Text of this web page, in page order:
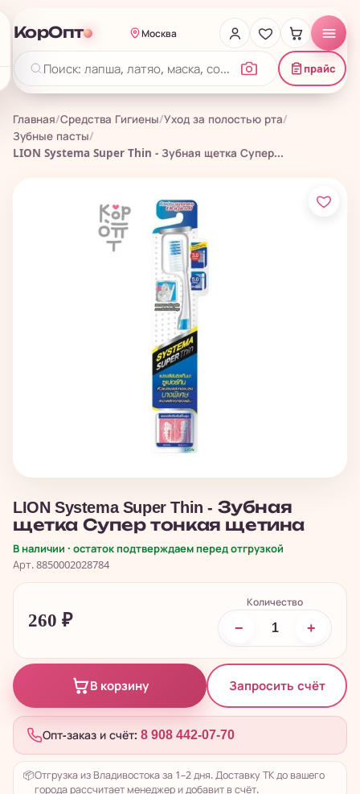
КорОпт Москва
прайс
Главная/Средства Гигиены/Уход за полостью рта/
Зубные пасты/
LION Systema Super Thin - Зубная щетка Супер...
LION Systema Super Thin - Зубная
щетка Супер тонкая щетина
В наличии · остаток подтверждаем перед отгрузкой
Арт. 8850002028784
260 ₽
Количество
− +
В корзину Запросить счёт
Опт-заказ и счёт: 8 908 442-07-70
📦Отгрузка из Владивостока за 1–2 дня. Доставку ТК до вашего
города рассчитает менеджер и добавит в счёт.